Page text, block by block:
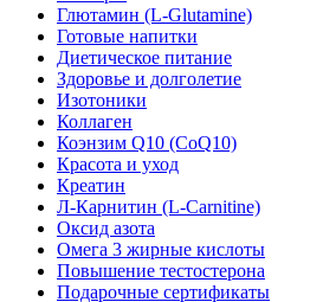
Глютамин (L-Glutamine)
Готовые напитки
Диетическое питание
Здоровье и долголетие
Изотоники
Коллаген
Коэнзим Q10 (CoQ10)
Красота и уход
Креатин
Л-Карнитин (L-Сarnitine)
Оксид азота
Омега 3 жирные кислоты
Повышение тестостерона
Подарочные сертификаты